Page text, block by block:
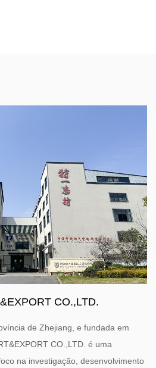
CO.,LTD.
de Zhejiang, e fundada em
CO.,LTD. é uma
na investigação, desenvolvimento